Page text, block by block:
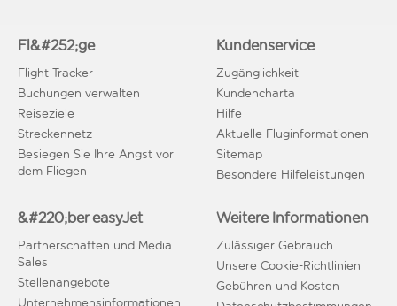
Fl&#252;ge
Flight Tracker
Buchungen verwalten
Reiseziele
Streckennetz
Besiegen Sie Ihre Angst vor
dem Fliegen
Kundenservice
Zugänglichkeit
Kundencharta
Hilfe
Aktuelle Fluginformationen
Sitemap
Besondere Hilfeleistungen
&#220;ber easyJet
Partnerschaften und Media
Sales
Stellenangebote
Unternehmensinformationen
Weitere Informationen
Zulässiger Gebrauch
Unsere Cookie-Richtlinien
Gebühren und Kosten